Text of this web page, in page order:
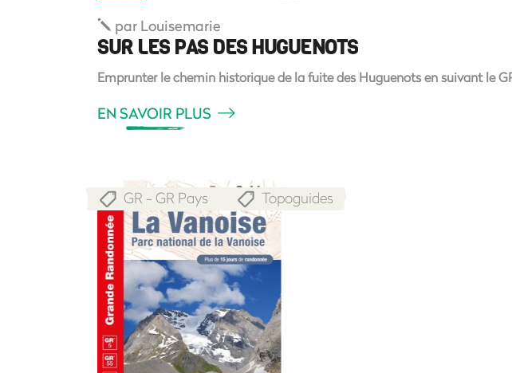
par Louisemarie
SUR LES PAS DES HUGUENOTS
Emprunter le chemin historique de la fuite des Huguenots en suivant le
EN SAVOIR PLUS
GR - GR Pays Topoguides